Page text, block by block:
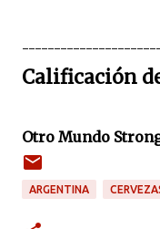
Calificación
Otro Mundo
ARGENTINA